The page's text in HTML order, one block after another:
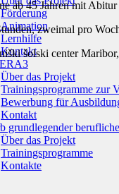
Förderung
Animation
Lernhilfe
Kontakt
Über das Projekt
Trainingsprogramme zur
Bewerbung für
Kontakt
grundlegender
Über das Projekt
Trainingsprogramme
Kontakte
ab 45 Jahren mit Abitur
zweimal pro
šolski center